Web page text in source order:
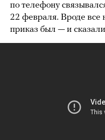
по телефону
22 февраля. Вроде
приказ был — и